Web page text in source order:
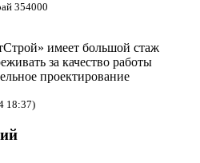
354000
имеет большой стаж
за качество работы
проектирование
18:37)